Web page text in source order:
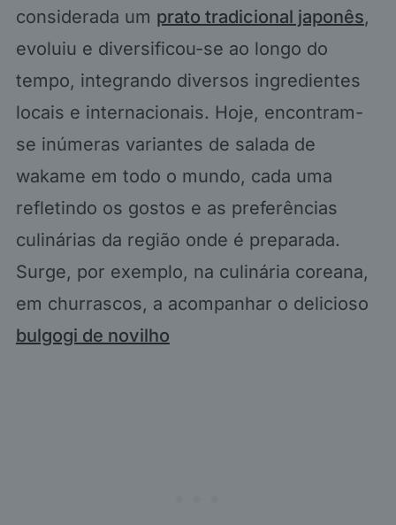
considerada um prato tradicional japonês,
evoluiu e diversificou-se ao longo do
tempo, integrando diversos ingredientes
locais e internacionais. Hoje, encontram-
se inúmeras variantes de salada de
wakame em todo o mundo, cada uma
refletindo os gostos e as preferências
culinárias da região onde é preparada.
Surge, por exemplo, na culinária coreana,
em churrascos, a acompanhar o delicioso
bulgogi de novilho